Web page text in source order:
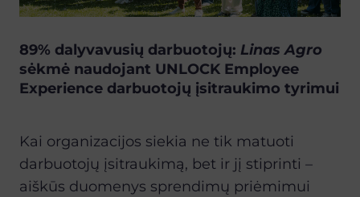
89% dalyvavusių darbuotojų: Linas Agro
sėkmė naudojant UNLOCK Employee
Experience darbuotojų įsitraukimo tyrimui
Kai organizacijos siekia ne tik matuoti
darbuotojų įsitraukimą, bet ir jį stiprinti –
aiškūs duomenys sprendimų priėmimui